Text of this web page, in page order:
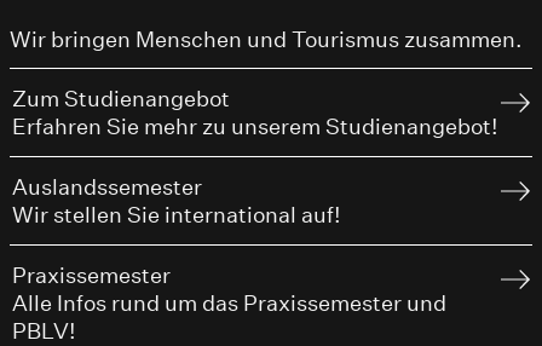
Wir bringen Menschen und Tourismus zusammen.
Zum Studienangebot
Erfahren Sie mehr zu unserem Studienangebot!
Auslandssemester
Wir stellen Sie international auf!
Praxissemester
Alle Infos rund um das Praxissemester und
PBLV!